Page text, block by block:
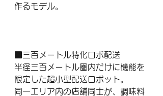
作るモデル。
■三百メートル特化ロボ配送
半径三百メートル圏内だけに機能を
限定した超小型配送ロボット。
同一エリア内の店舗同士が、調味料